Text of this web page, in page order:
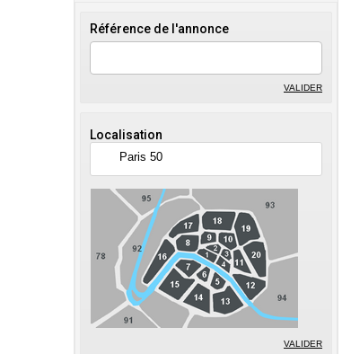
Référence de l'annonce
VALIDER
Localisation
Paris 50
VALIDER